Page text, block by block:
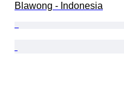
Blawong - Indonesia